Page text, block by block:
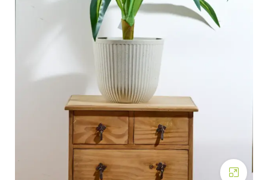
Click to enlarge